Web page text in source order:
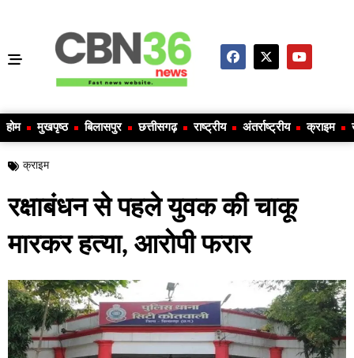
होम मुखपृष्ठ बिलासपुर छत्तीसगढ़ राष्ट्रीय अंतर्राष्ट्रीय क्राइम
क्राइम
रक्षाबंधन से पहले युवक की चाकू
मारकर हत्या, आरोपी फरार